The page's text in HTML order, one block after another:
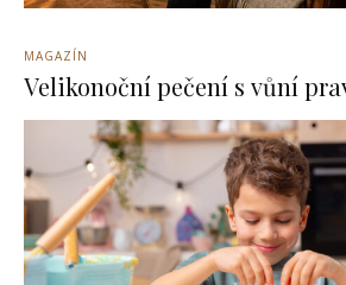
MAGAZÍN
Velikonoční pečení s vůní